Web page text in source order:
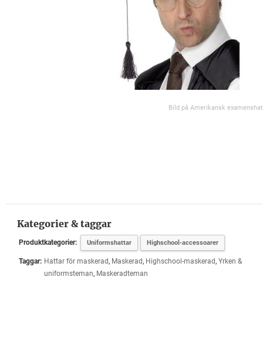
Bild på Amerikansk
Kategorier & taggar
Produktkategorier: Uniformshattar Highschool-accessoarer
Taggar: Hattar för maskerad, Maskerad, Highschool-maskerad, Yrken &
uniformsteman, Maskeradteman